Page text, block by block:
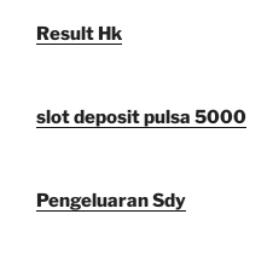
Result Hk
slot deposit pulsa 5000
Pengeluaran Sdy